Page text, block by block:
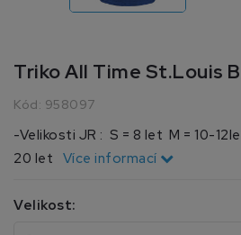
Triko All Time St.Louis
Kód: 958097
-Velikosti JR : S = 8 let M = 10-
20 let Více informací
Velikost: